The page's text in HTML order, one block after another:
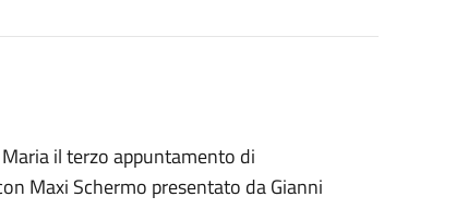
il terzo appuntamento di
Maxi Schermo presentato da Gianni